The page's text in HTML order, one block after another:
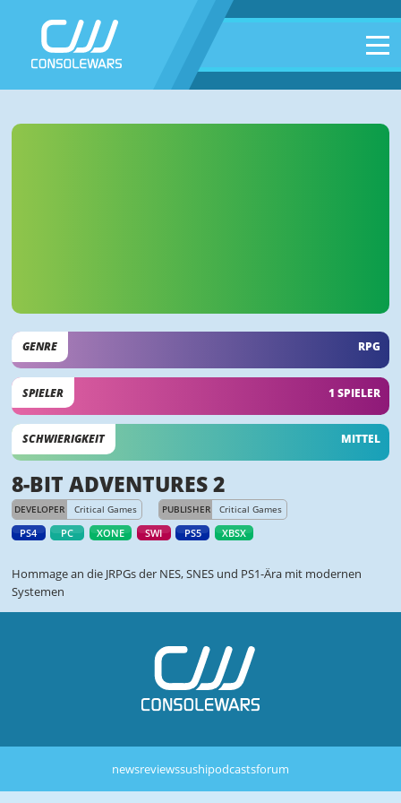
GENRE RPG
SPIELER 1 SPIELER
SCHWIERIGKEIT MITTEL
8-BIT ADVENTURES 2
DEVELOPER Critical Games PUBLISHER Critical Games
PS4 PC XONE SWI PS5 XBSX
Hommage an die JRPGs der NES, SNES und PS1-Ära mit modernen
Systemen
newsreviewssushipodcastsforum